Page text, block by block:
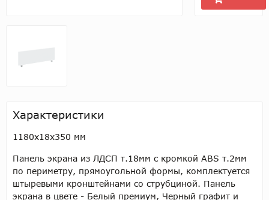
Характеристики
1180х18х350 мм
Панель экрана из ЛДСП т.18мм с кромкой ABS т.2мм
по периметру, прямоугольной формы, комплектуется
штыревыми кронштейнами со струбциной. Панель
экрана в цвете - Белый премиум, Черный графит и